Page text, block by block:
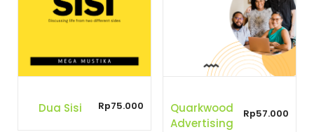
Dua Sisi Rp75.000
Quarkwood
Advertising
Rp57.000